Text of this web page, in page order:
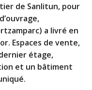
de Sanlitun, pour
a livré en
Espaces de vente,
étage,
et un bâtiment